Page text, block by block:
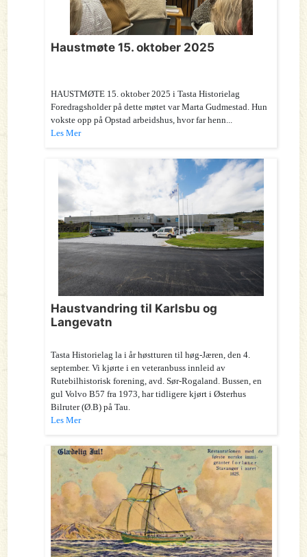
Haustmøte 15. oktober 2025
HAUSTMØTE 15. oktober 2025 i Tasta Historielag
Foredragsholder på dette møtet var Marta Gudmestad. Hun
vokste opp på Opstad arbeidshus, hvor far henn...
Les Mer
Haustvandring til Karlsbu og
Langevatn
Tasta Historielag la i år høstturen til høg-Jæren, den 4.
september. Vi kjørte i en veteranbuss innleid av
Rutebilhistorisk forening, avd. Sør-Rogaland. Bussen, en
gul Volvo B57 fra 1973, har tidligere kjørt i Østerhus
Bilruter (Ø.B) på Tau.
Les Mer